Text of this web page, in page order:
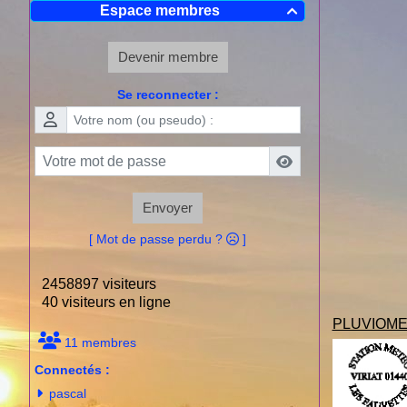

Espace membres
Devenir membre
Se reconnecter :
Envoyer
[ Mot de passe perdu ? ]
2458897 visiteurs
40 visiteurs en ligne
11 membres
Connectés :
pascal